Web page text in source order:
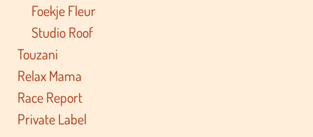
Foekje Fleur
Studio Roof
Touzani
Relax Mama
Race Report
Private Label